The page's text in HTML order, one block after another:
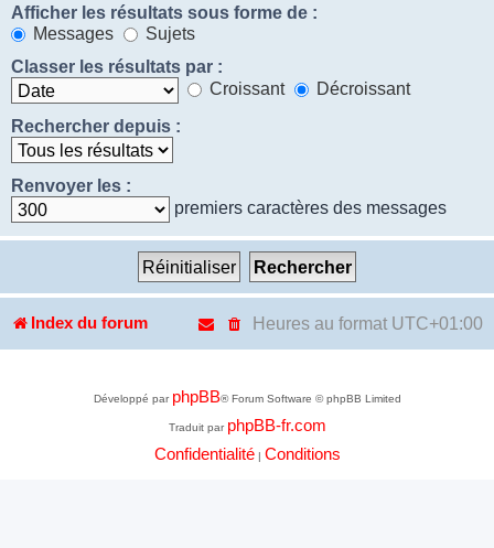
Afficher les résultats sous forme de :
Messages
Sujets
Classer les résultats par :
Croissant
Décroissant
Rechercher depuis :
Renvoyer les :
premiers caractères des messages
Index du forum Heures au format UTC+01:00
Développé par phpBB® Forum Software © phpBB Limited
Traduit par phpBB-fr.com
Confidentialité| Conditions